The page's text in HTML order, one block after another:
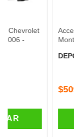
Accesorios
Monte carlo